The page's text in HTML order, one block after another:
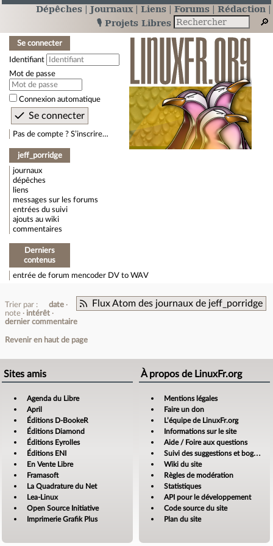
Dépêches Journaux Liens Forums
Rédaction
🎙️ Projets Libres
Se connecter
Identifiant
Mot de passe
Connexion automatique
Pas de compte ? S’inscrire…
jeff_porridge
journaux
dépêches
liens
messages sur les forums
entrées du suivi
ajouts au wiki
commentaires
Derniers
contenus
entrée de forum mencoder DV to WAV
Flux Atom des journaux de jeff_porridge
Trier par :
date
note
intérêt
dernier commentaire
Revenir en haut de page
Sites amis
Agenda du Libre
April
Éditions D-BookeR
Éditions Diamond
Éditions Eyrolles
Éditions ENI
En Vente Libre
Framasoft
La Quadrature du Net
Lea-Linux
Open Source Initiative
Imprimerie Grafik Plus
À propos de LinuxFr.org
Mentions légales
Faire un don
L’équipe de LinuxFr.org
Informations sur le site
Aide / Foire aux questions
Suivi des suggestions et bogues
Wiki du site
Règles de modération
Statistiques
API pour le développement
Code source du site
Plan du site